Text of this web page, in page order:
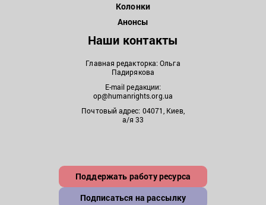
Колонки
Анонсы
Наши контакты
Главная редакторка: Ольга
Падирякова
E-mail редакции:
op@humanrights.org.ua
Почтовый адрес: 04071, Киев,
а/я 33
Поддержать работу ресурса
Подписаться на рассылку